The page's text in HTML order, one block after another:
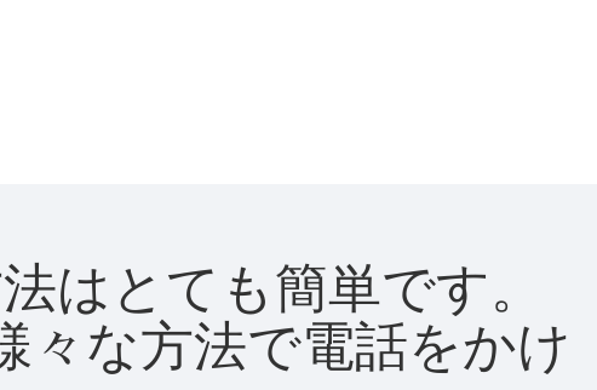
はとても簡単です。
々な方法で電話をかけ